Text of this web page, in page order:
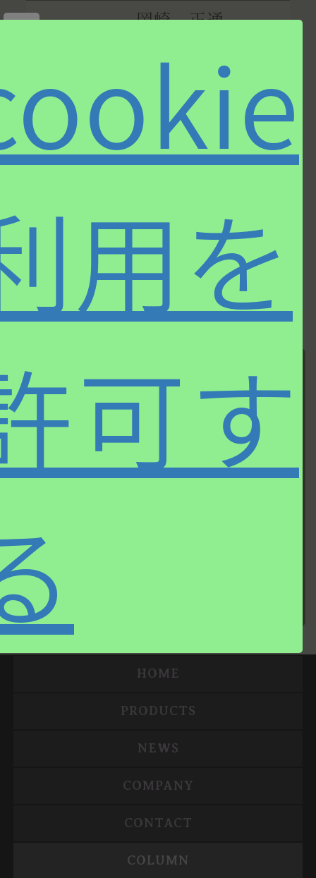
岡崎 正通
に囲まれて育ち、早稲田大学
モダンジャズ研究会
にも所
属。学生時代から音楽誌等に
寄稿。トラッドからモダン、
コンテンポラリーにいたるジャズだけでなく、ポ
奏者として参加。ミュージック・ペンクラブ・ジ
ャパン理事。
高音質アルバム
とともに、オー
ディオの醍醐味
にひたる①
HOME
PRODUCTS
NEWS
COMPANY
CONTACT
COLUMN
用を
可す